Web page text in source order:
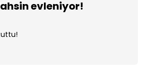
evleniyor!